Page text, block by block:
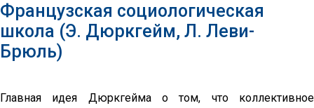
Французская социологическая
школа (Э. Дюркгейм, Л. Леви-
Брюль)
Главная идея Дюркгейма о том, что коллективное